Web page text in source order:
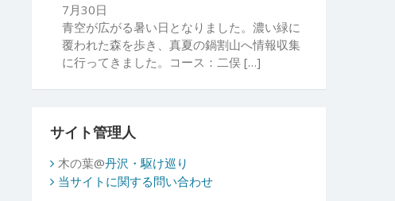
7月30日
青空が広がる暑い日となりました。濃い緑に
覆われた森を歩き、真夏の鍋割山へ情報収集
に行ってきました。コース：二俣 […]
サイト管理人
木の葉@丹沢・駆け巡り
当サイトに関する問い合わせ